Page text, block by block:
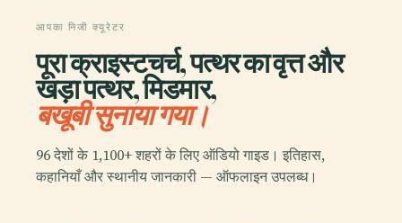
आपका निजी क्यूरेटर
पूरा क्राइस्टचर्च, पत्थर का वृत्त और
खड़ा पत्थर, मिडमार,
बखूबी सुनाया गया।
96 देशों के 1,100+ शहरों के लिए ऑडियो गाइड। इतिहास,
कहानियाँ और स्थानीय जानकारी — ऑफलाइन उपलब्ध।